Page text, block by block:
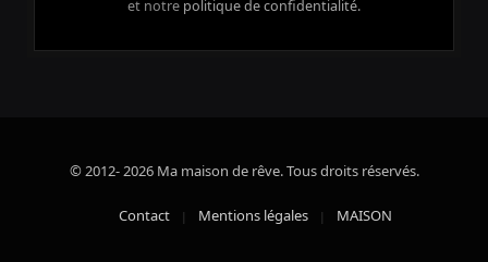
et notre politique de confidentialité.
© 2012- 2026 Ma maison de rêve. Tous droits réservés.
Contact Mentions légales MAISON